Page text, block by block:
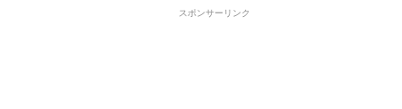
スポンサーリンク